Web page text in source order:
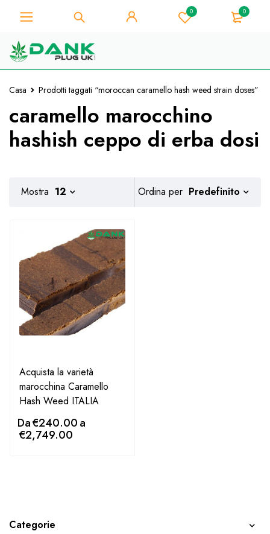
0 0
Casa Prodotti taggati “moroccan caramello hash weed strain doses”
caramello marocchino
hashish ceppo di erba dosi
Categorie
Ordina per Predefinito
Mostra 12
Acquista la varietà
marocchina Caramello
Hash Weed ITALIA
Da€240.00a
€2,749.00
Per gli amanti dell'erba - Ottieni uno
sconto immediato su ogni acquisto di
10% - Codice Coupon "WELCOME10"
Preso!